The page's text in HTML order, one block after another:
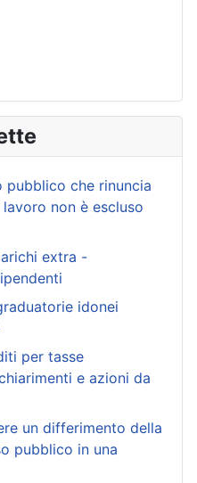
che rinuncia
non è escluso
extra -
idonei
per tasse
e azioni da
un differimento della
pubblico in una